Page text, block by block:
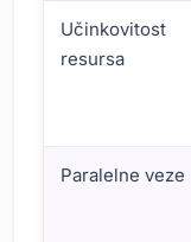
Učinkovitost
resursa
Paralelne veze